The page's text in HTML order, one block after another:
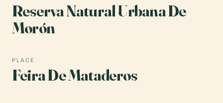
Reserva Natural Urbana De
Morón
PLACE
Feira De Mataderos